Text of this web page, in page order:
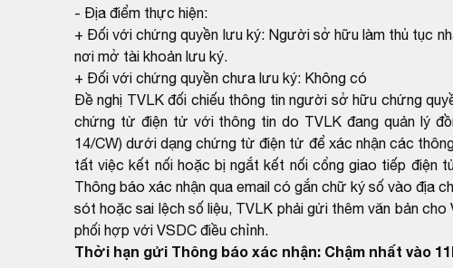
- Địa điểm thực hiện:
+ Đối với chứng quyền lưu ký: Người sở hữu làm thủ tục
nơi mở tài khoản lưu ký.
+ Đối với chứng quyền chưa lưu ký: Không có
Đề nghị TVLK đối chiếu thông tin người sở hữu chứng
chứng từ điện tử với thông tin do TVLK đang quản lý
14/CW) dưới dạng chứng từ điện tử để xác nhận các
tất việc kết nối hoặc bị ngắt kết nối cổng giao tiếp điện
Thông báo xác nhận qua email có gắn chữ ký số vào địa
sót hoặc sai lệch số liệu, TVLK phải gửi thêm văn bản
phối hợp với VSDC điều chỉnh.
Thời hạn gửi Thông báo xác nhận: Chậm nhất vào